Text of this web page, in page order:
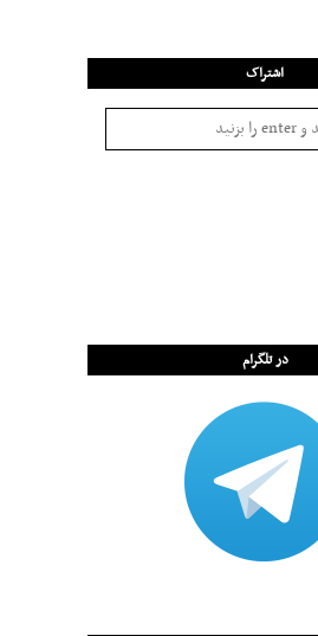
اشتراک
در تلگرام